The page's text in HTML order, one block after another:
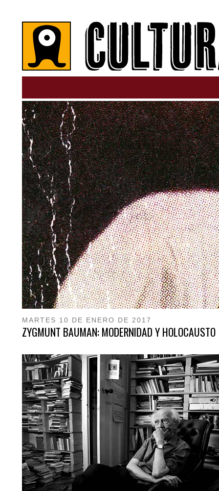
MARTES 10 DE ENERO DE 2017
ZYGMUNT BAUMAN: MODERNIDAD Y HOLOCAUSTO